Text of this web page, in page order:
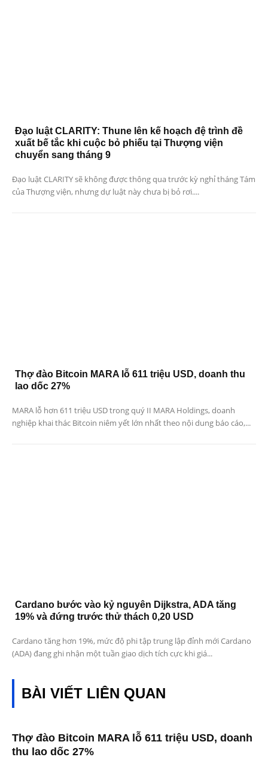
Đạo luật CLARITY: Thune lên kế hoạch đệ trình đề
xuất bế tắc khi cuộc bỏ phiếu tại Thượng viện
chuyển sang tháng 9
Đạo luật CLARITY sẽ không được thông qua trước kỳ nghỉ tháng Tám
của Thượng viện, nhưng dự luật này chưa bị bỏ rơi....
Thợ đào Bitcoin MARA lỗ 611 triệu USD, doanh thu
lao dốc 27%
MARA lỗ hơn 611 triệu USD trong quý II MARA Holdings, doanh
nghiệp khai thác Bitcoin niêm yết lớn nhất theo nội dung báo cáo,...
Cardano bước vào kỷ nguyên Dijkstra, ADA tăng
19% và đứng trước thử thách 0,20 USD
Cardano tăng hơn 19%, mức độ phi tập trung lập đỉnh mới Cardano
(ADA) đang ghi nhận một tuần giao dịch tích cực khi giá...
BÀI VIẾT LIÊN QUAN
Thợ đào Bitcoin MARA lỗ 611 triệu USD, doanh
thu lao dốc 27%